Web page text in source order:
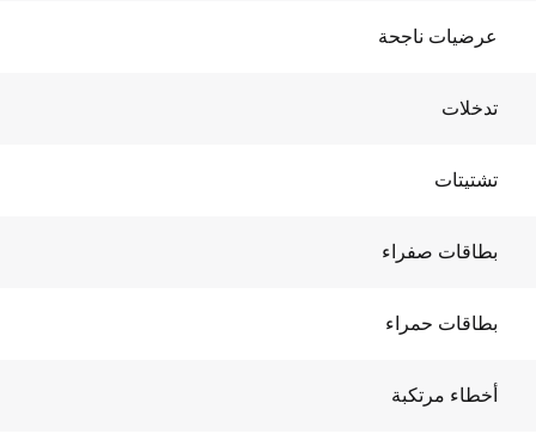
عرضيات ناجحة
تدخلات
تشتيتات
بطاقات صفراء
بطاقات حمراء
أخطاء مرتكبة